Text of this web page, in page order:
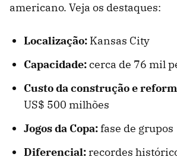
americano. Veja os destaques:
Localização: Kansas City
Capacidade:cerca de 76 mil
Custo da construção e
US$ 500 milhões
Jogos da Copa:fase de grupos
Diferencial: recordes